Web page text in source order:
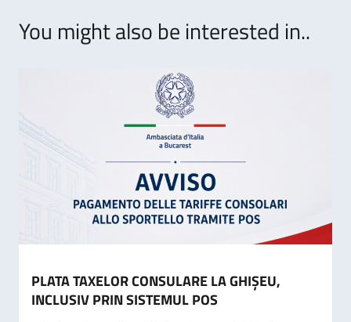
You might also be interested in..
PLATA TAXELOR CONSULARE LA GHIȘEU,
INCLUSIV PRIN SISTEMUL POS